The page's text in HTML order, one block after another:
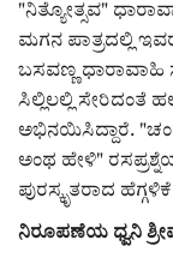
"ನಿತ್ಯೋತ್ಸವ"
ಮಗನ ಪಾತ್ರದಲ್ಲಿ
ಬಸವಣ್ಣ
ಸಿಲ್ಲಿಲಲ್ಲಿ ಸೇರಿದಂತೆ
ಅಭಿನಯಿಸಿದ್ದಾರೆ.
ಅಂಥ ಹೇಳಿ"
ಪುರಸ್ಕೃತರಾದ
ನಿರೂಪಣೆಯ ಧ್ವನಿ